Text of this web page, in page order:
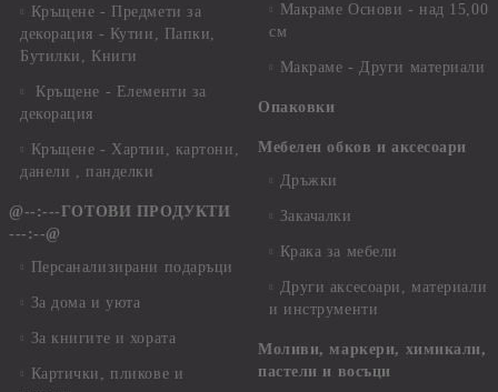
Кръщене - Предмети за
декорация - Кутии, Папки,
Бутилки, Книги
Кръщене - Елементи за
декорация
Кръщене - Хартии, картони,
данели , панделки
@--:---ГОТОВИ ПРОДУКТИ
---:--@
Персанализирани подаръци
За дома и уюта
За книгите и хората
Картички, пликове и
Макраме Основи - над 15,00
см
Макраме - Други материали
Опаковки
Мебелен обков и аксесоари
Дръжки
Закачалки
Крака за мебели
Други аксесоари, материали
и инструменти
Моливи, маркери, химикали,
пастели и восъци